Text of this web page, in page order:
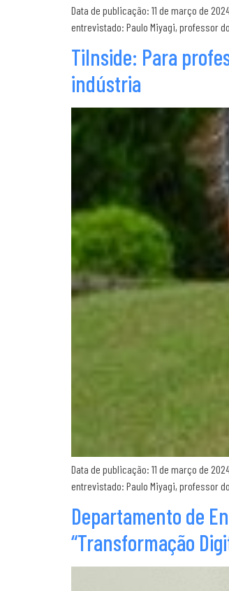
Data de publicação: 11 de março de
entrevistado: Paulo Miyagi, professor
TiInside: Para
indústria
Data de publicação: 11 de março de
entrevistado: Paulo Miyagi, professor
Departamento de
“Transformação